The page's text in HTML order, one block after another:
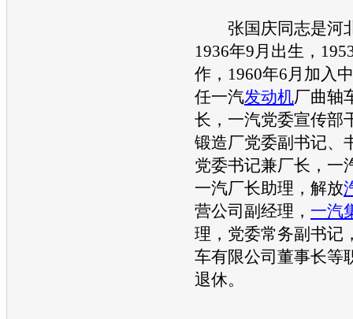
张国庆同志是河
1936年9月出生，
作，1960年6月加入
任一汽发动机厂曲轴
长， 一汽党委宣传部
锻造厂党委副书记、
党委书记兼厂长， 一
一汽厂长助理，解放
营公司副经理， 一汽
理，党委常务副书记
车有限公司董事长等
退休。